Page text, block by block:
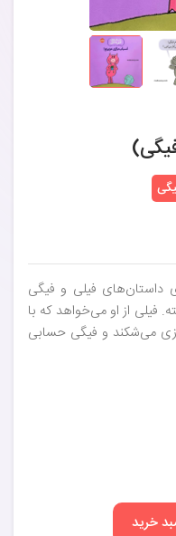
داستان‌های فیلی و فیگی
از او می‌خواهد که با
می‌شکند و فیگی حسابی
خرید